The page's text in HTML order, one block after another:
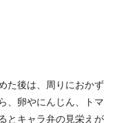
た後は、周りにおかず
、卵やにんじん、トマ
とキャラ弁の見栄えが